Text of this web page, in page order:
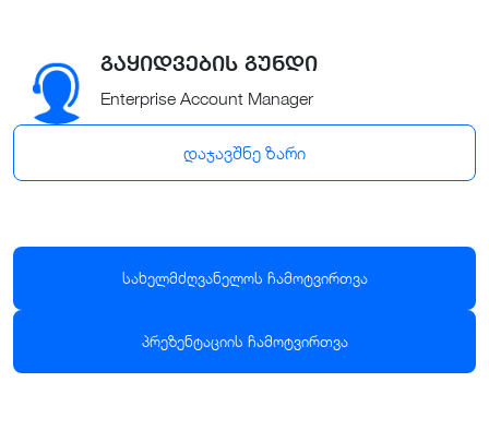
გაყიდვების გუნდი
Enterprise Account Manager
დაჯავშნე ზარი
სახელმძღვანელოს ჩამოტვირთვა
პრეზენტაციის ჩამოტვირთვა